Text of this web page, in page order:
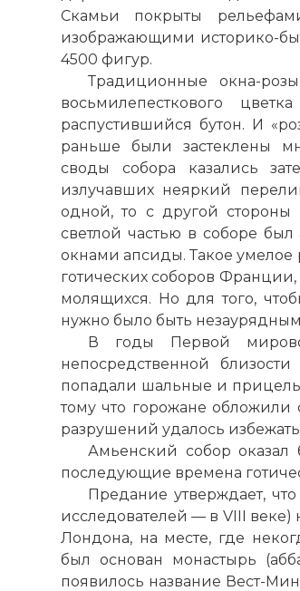
Скамьи покрыты
изображающими историко-
4500 фигур.
Традиционные окна-
восьмилепесткового
распустившийся бутон. И
раньше были застеклены
своды собора казались
излучавших неяркий
одной, то с другой
светлой частью в соборе
окнами апсиды. Такое умелое
готических соборов
молящихся. Но для того,
нужно было быть
В годы Первой
непосредственной
попадали шальные и
тому что горожане
разрушений удалось
Амьенский собор
последующие времена
Предание утверждает,
исследователей — в VIII веке)
Лондона, на месте, где
был основан монастырь
появилось название Вест-